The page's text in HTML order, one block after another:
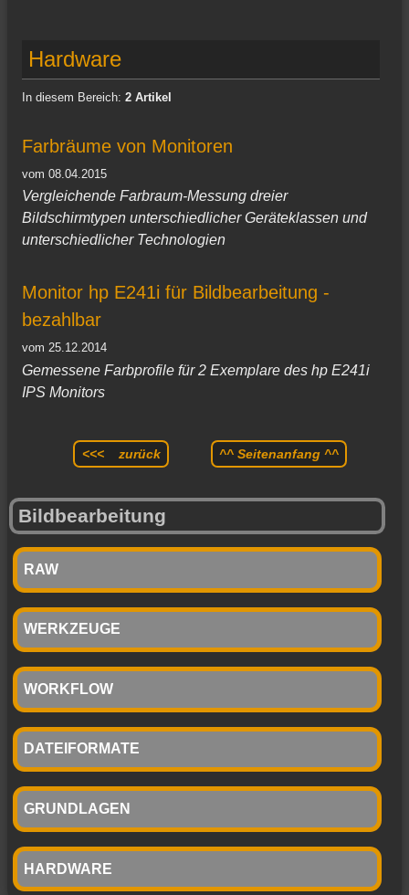
Hardware
In diesem Bereich: 2 Artikel
Farbräume von Monitoren
vom 08.04.2015
Vergleichende Farbraum-Messung dreier
Bildschirmtypen unterschiedlicher Geräteklassen und
unterschiedlicher Technologien
Monitor hp E241i für Bildbearbeitung -
bezahlbar
vom 25.12.2014
Gemessene Farbprofile für 2 Exemplare des hp E241i
IPS Monitors
<<< zurück ^^ Seitenanfang ^^
Bildbearbeitung
RAW
WERKZEUGE
WORKFLOW
DATEIFORMATE
GRUNDLAGEN
HARDWARE